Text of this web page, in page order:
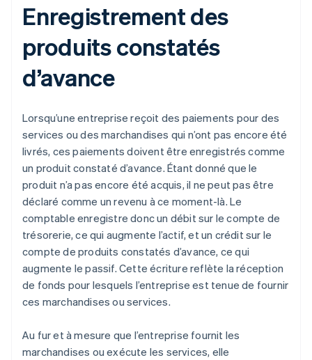
Enregistrement des
produits constatés
d’avance
Lorsqu’une entreprise reçoit des paiements pour des
services ou des marchandises qui n’ont pas encore été
livrés, ces paiements doivent être enregistrés comme
un produit constaté d’avance. Étant donné que le
produit n’a pas encore été acquis, il ne peut pas être
déclaré comme un revenu à ce moment-là. Le
comptable enregistre donc un débit sur le compte de
trésorerie, ce qui augmente l’actif, et un crédit sur le
compte de produits constatés d’avance, ce qui
augmente le passif. Cette écriture reflète la réception
de fonds pour lesquels l’entreprise est tenue de fournir
ces marchandises ou services.
Au fur et à mesure que l’entreprise fournit les
marchandises ou exécute les services, elle